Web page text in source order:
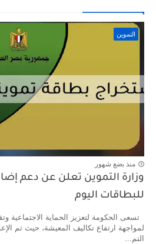
التموين
منذ بضع شهور
للبطاقات اليوم
تسعى الحكومة لتعزيز الحماية الاجتماعية
لمواجهة ارتفاع تكاليف المعيشة، حيث تم
التم...